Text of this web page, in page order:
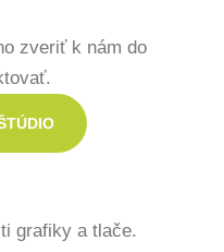
zveriť k nám do
grafiky a tlače.